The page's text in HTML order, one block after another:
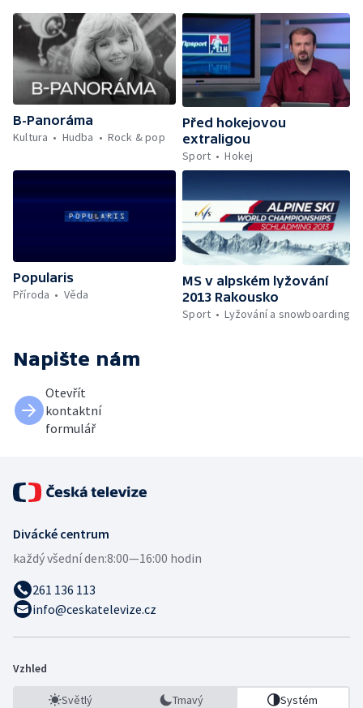
B-Panoráma
Kultura
Hudba Rock & pop
Před hokejovou
extraligou
Sport
Hokej
Popularis
Příroda
Věda
MS v alpském lyžování
2013 Rakousko
Sport
Lyžování a snowboarding
Napište nám
Otevřít
kontaktní
formulář
Divácké centrum
každý všední den:8:00—16:00 hodin
261 136 113
info@ceskatelevize.cz
Vzhled
Světlý Tmavý Systém